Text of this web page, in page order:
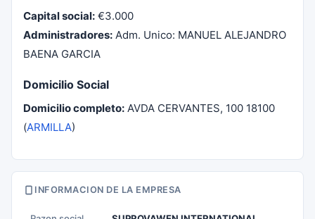
Capital social: €3.000
Administradores: Adm. Unico: MANUEL ALEJANDRO
BAENA GARCIA
Domicilio Social
Domicilio completo: AVDA CERVANTES, 100 18100
(ARMILLA)
INFORMACION DE LA EMPRESA